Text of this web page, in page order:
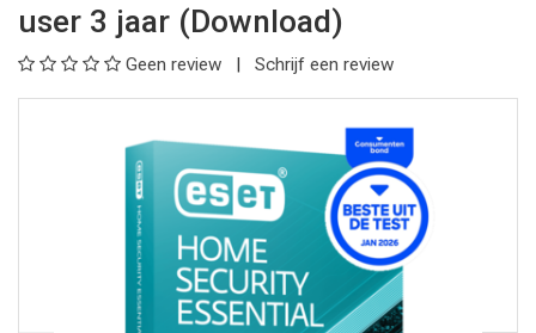
user 3 jaar (Download)
Geen review Schrijf een review